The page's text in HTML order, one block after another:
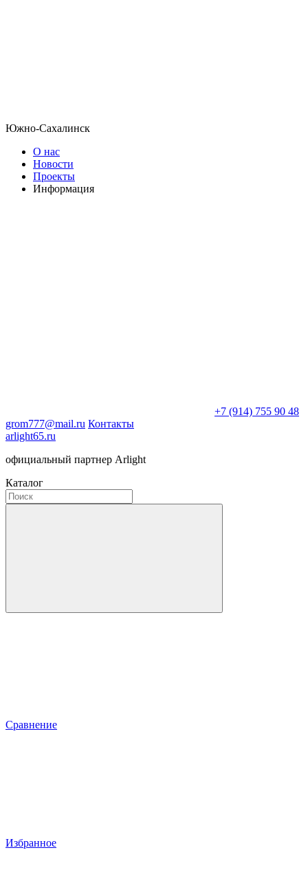
Южно-Сахалинск
О нас
Новости
Проекты
Информация
+7 (914) 755 90 48
grom777@mail.ru Контакты
arlight65.ru
официальный партнер Arlight
Каталог
Сравнение
Избранное